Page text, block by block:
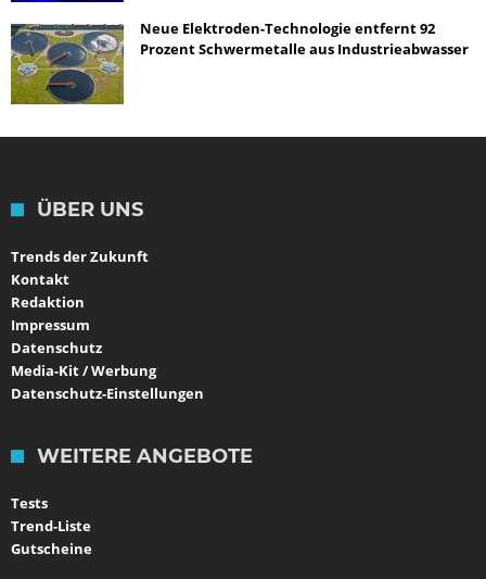
Neue Elektroden-Technologie entfernt 92
Prozent Schwermetalle aus Industrieabwasser
ÜBER UNS
Trends der Zukunft
Kontakt
Redaktion
Impressum
Datenschutz
Media-Kit / Werbung
Datenschutz-Einstellungen
WEITERE ANGEBOTE
Tests
Trend-Liste
Gutscheine